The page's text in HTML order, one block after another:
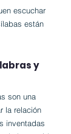
escuchar
están
y
son una
la relación
inventadas